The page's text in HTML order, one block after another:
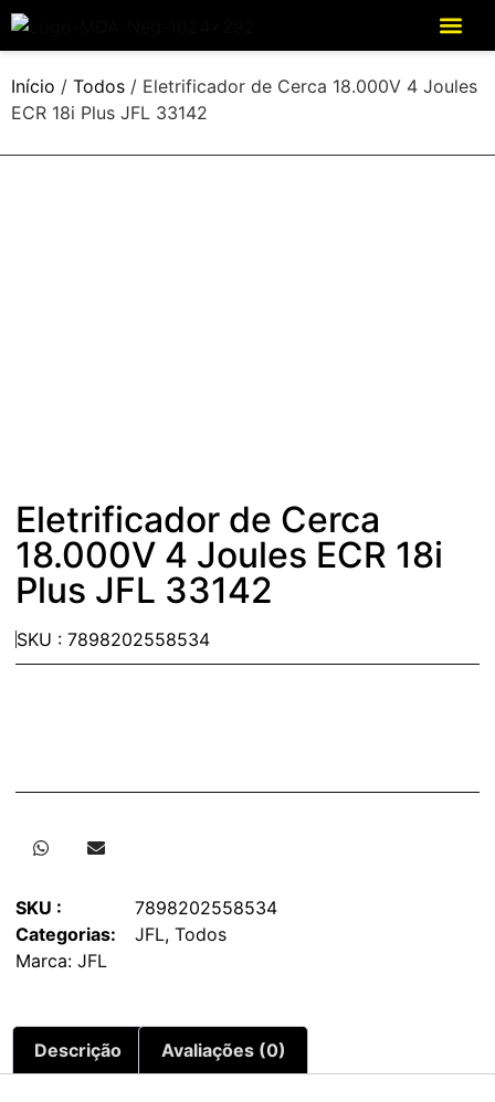
Início / Todos / Eletrificador de Cerca 18.000V 4 Joules
ECR 18i Plus JFL 33142
Eletrificador de Cerca
18.000V 4 Joules ECR 18i
Plus JFL 33142
SKU : 7898202558534
SKU :
7898202558534
Categorias:
JFL, Todos
Marca: JFL
Descrição Avaliações (0)